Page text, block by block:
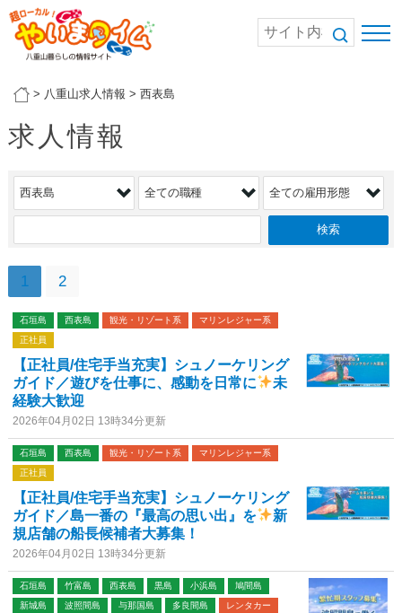
> 八重山求人情報 > 西表島
求人情報
1 2
石垣島 西表島 観光・リゾート系
マリンレジャー系
正社員
【正社員/住宅手当充実】シュノーケリング
ガイド／遊びを仕事に、感動を日常に
未
経験大歓迎
2026年04月02日 13時34分更新
石垣島 西表島 観光・リゾート系
マリンレジャー系
正社員
【正社員/住宅手当充実】シュノーケリング
ガイド／島一番の『最高の思い出』を
新
規店舗の船長候補者大募集！
2026年04月02日 13時34分更新
石垣島 竹富島 西表島 黒島 小浜島
鳩間島
新城島
波照間島 与那国島 多良間島
レンタカー